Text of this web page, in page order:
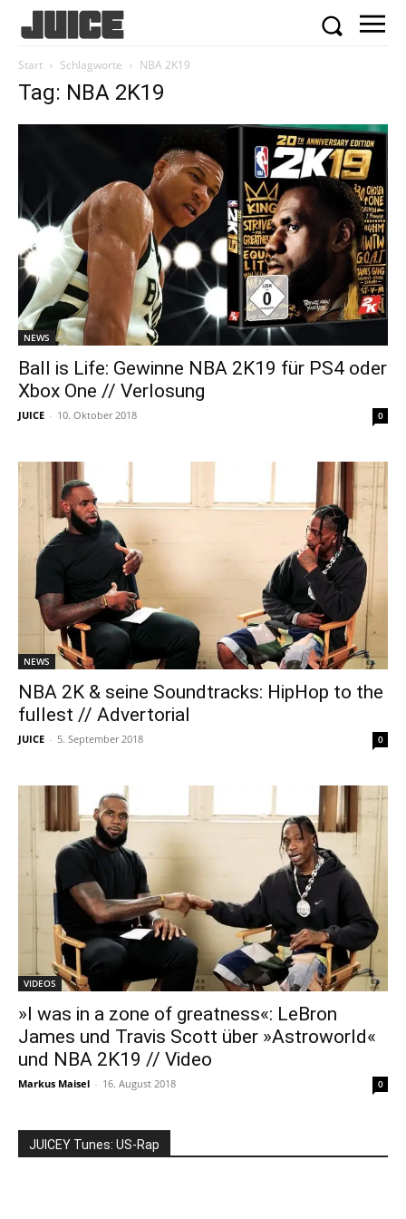
Start Schlagworte NBA 2K19
Tag: NBA 2K19
NEWS
Ball is Life: Gewinne NBA 2K19 für PS4 oder
Xbox One // Verlosung
JUICE - 10. Oktober 2018 0
NEWS
NBA 2K & seine Soundtracks: HipHop to the
fullest // Advertorial
JUICE - 5. September 2018 0
VIDEOS
»I was in a zone of greatness«: LeBron
James und Travis Scott über »Astroworld«
und NBA 2K19 // Video
Markus Maisel - 16. August 2018 0
JUICEY Tunes: US-Rap